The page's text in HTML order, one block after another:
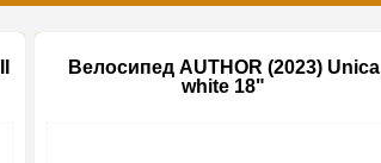
Велосипед AUTHOR (2023) Unica
white 18"